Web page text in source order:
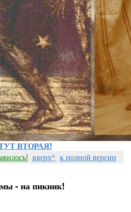
ВТОРАЯ!
вверх^ к полной версии
- на пикник!